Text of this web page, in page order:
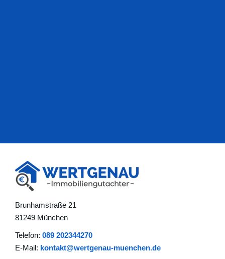
Brunhamstraße 21
81249 München
Telefon: 089 202344270
E-Mail: kontakt@wertgenau-muenchen.de